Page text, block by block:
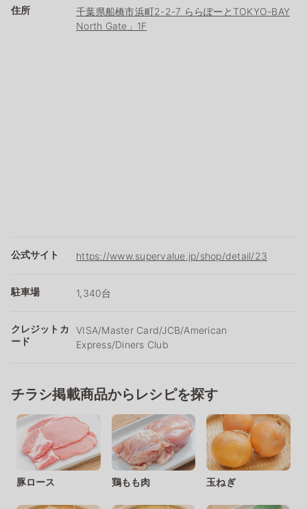
住所
千葉県船橋市浜町2-2-7 ららぽーとTOKYO-BAY
North Gate」1F
公式サイト https://www.supervalue.jp/shop/detail/23
駐車場 1,340台
クレジットカ
ード
VISA/Master Card/JCB/American
Express/Diners Club
チラシ掲載商品からレシピを探す
豚ロース 鶏もも肉 玉ねぎ